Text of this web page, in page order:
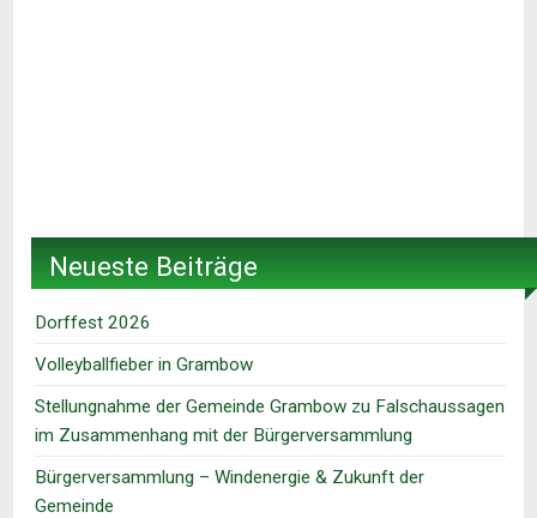
Neueste Beiträge
Dorffest 2026
Volleyballfieber in Grambow
Stellungnahme der Gemeinde Grambow zu Falschaussagen
im Zusammenhang mit der Bürgerversammlung
Bürgerversammlung – Windenergie & Zukunft der
Gemeinde